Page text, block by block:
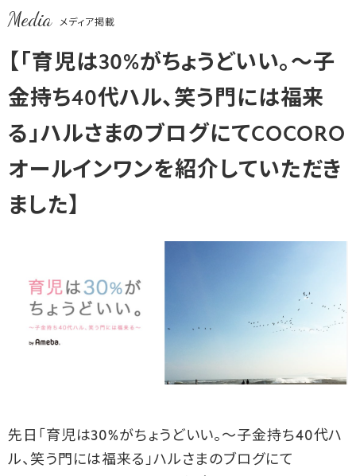
Media メディア掲載
【「育児は30%がちょうどいい。〜子
金持ち40代ハル、笑う門には福来
る」ハルさまのブログにてCOCORO
オールインワンを紹介していただき
ました】
先日「育児は30%がちょうどいい。〜子金持ち40代ハ
ル、笑う門には福来る」ハルさまのブログにて